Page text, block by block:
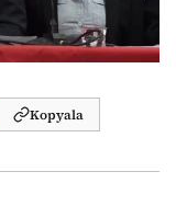
Kopyala